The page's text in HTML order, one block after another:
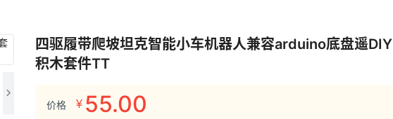
四驱履带爬坡坦克智能小车机器人兼容arduino底盘遥DIY
积木套件TT
价格 ¥ 55.00